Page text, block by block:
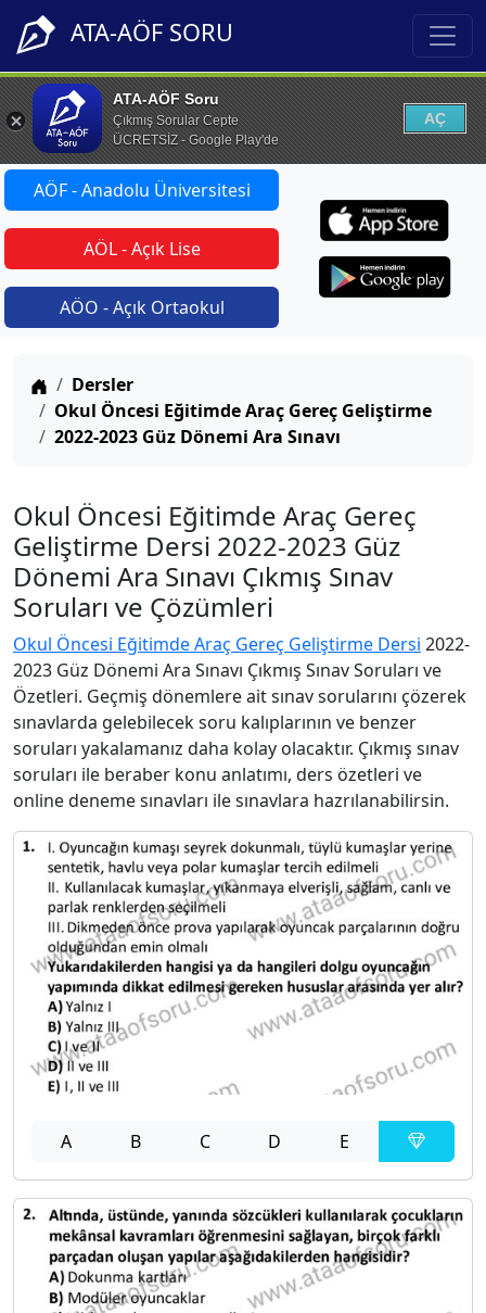
ATA-AÖF SORU
ATA-AÖF Soru
Çıkmış Sorular Cepte
ÜCRETSİZ - Google Play'de
AÇ
AÖF - Anadolu Üniversitesi
AÖL - Açık Lise
AÖO - Açık Ortaokul
Anasayfa
Dersler
Okul Öncesi Eğitimde Araç Gereç Geliştirme
2022-2023 Güz Dönemi Ara Sınavı
Okul Öncesi Eğitimde Araç Gereç
Geliştirme Dersi 2022-2023 Güz
Dönemi Ara Sınavı Çıkmış Sınav
Soruları ve Çözümleri
Okul Öncesi Eğitimde Araç Gereç Geliştirme Dersi 2022-
2023 Güz Dönemi Ara Sınavı Çıkmış Sınav Soruları ve
Özetleri. Geçmiş dönemlere ait sınav sorularını çözerek
sınavlarda gelebilecek soru kalıplarının ve benzer
soruları yakalamanız daha kolay olacaktır. Çıkmış sınav
soruları ile beraber konu anlatımı, ders özetleri ve
online deneme sınavları ile sınavlara hazrılanabilirsin.
A B C D E